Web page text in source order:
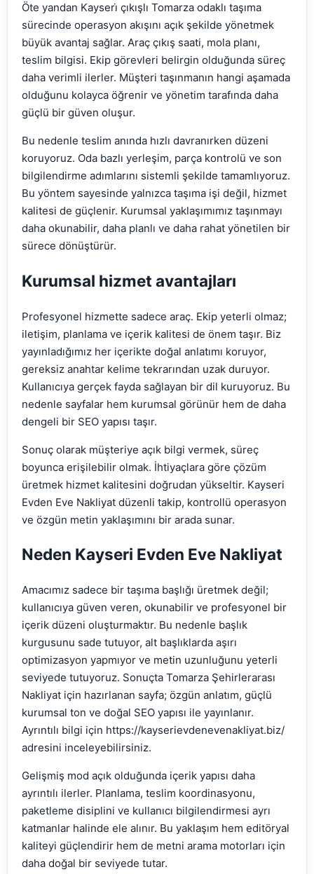
Öte yandan Kayseri̇ çıkışlı Tomarza odaklı taşıma
sürecinde operasyon akışını açık şekilde yönetmek
büyük avantaj sağlar. Araç çıkış saati, mola planı,
teslim bilgisi. Ekip görevleri belirgin olduğunda süreç
daha verimli ilerler. Müşteri taşınmanın hangi aşamada
olduğunu kolayca öğrenir ve yönetim tarafında daha
güçlü bir güven oluşur.
Bu nedenle teslim anında hızlı davranırken düzeni
koruyoruz. Oda bazlı yerleşim, parça kontrolü ve son
bilgilendirme adımlarını sistemli şekilde tamamlıyoruz.
Bu yöntem sayesinde yalnızca taşıma işi değil, hizmet
kalitesi de güçlenir. Kurumsal yaklaşımımız taşınmayı
daha okunabilir, daha planlı ve daha rahat yönetilen bir
sürece dönüştürür.
Kurumsal hizmet avantajları
Profesyonel hizmette sadece araç. Ekip yeterli olmaz;
iletişim, planlama ve içerik kalitesi de önem taşır. Biz
yayınladığımız her içerikte doğal anlatımı koruyor,
gereksiz anahtar kelime tekrarından uzak duruyor.
Kullanıcıya gerçek fayda sağlayan bir dil kuruyoruz. Bu
nedenle sayfalar hem kurumsal görünür hem de daha
dengeli bir SEO yapısı taşır.
Sonuç olarak müşteriye açık bilgi vermek, süreç
boyunca erişilebilir olmak. İhtiyaçlara göre çözüm
üretmek hizmet kalitesini doğrudan yükseltir. Kayseri
Evden Eve Nakliyat düzenli takip, kontrollü operasyon
ve özgün metin yaklaşımını bir arada sunar.
Neden Kayseri Evden Eve Nakliyat
Amacımız sadece bir taşıma başlığı üretmek değil;
kullanıcıya güven veren, okunabilir ve profesyonel bir
içerik düzeni oluşturmaktır. Bu nedenle başlık
kurgusunu sade tutuyor, alt başlıklarda aşırı
optimizasyon yapmıyor ve metin uzunluğunu yeterli
seviyede tutuyoruz. Sonuçta Tomarza Şehirlerarası
Nakliyat için hazırlanan sayfa; özgün anlatım, güçlü
kurumsal ton ve doğal SEO yapısı ile yayınlanır.
Ayrıntılı bilgi için https://kayserievdenevenakliyat.biz/
adresini inceleyebilirsiniz.
Gelişmiş mod açık olduğunda içerik yapısı daha
ayrıntılı ilerler. Planlama, teslim koordinasyonu,
paketleme disiplini ve kullanıcı bilgilendirmesi ayrı
katmanlar halinde ele alınır. Bu yaklaşım hem editöryal
kaliteyi güçlendirir hem de metni arama motorları için
daha doğal bir seviyede tutar.